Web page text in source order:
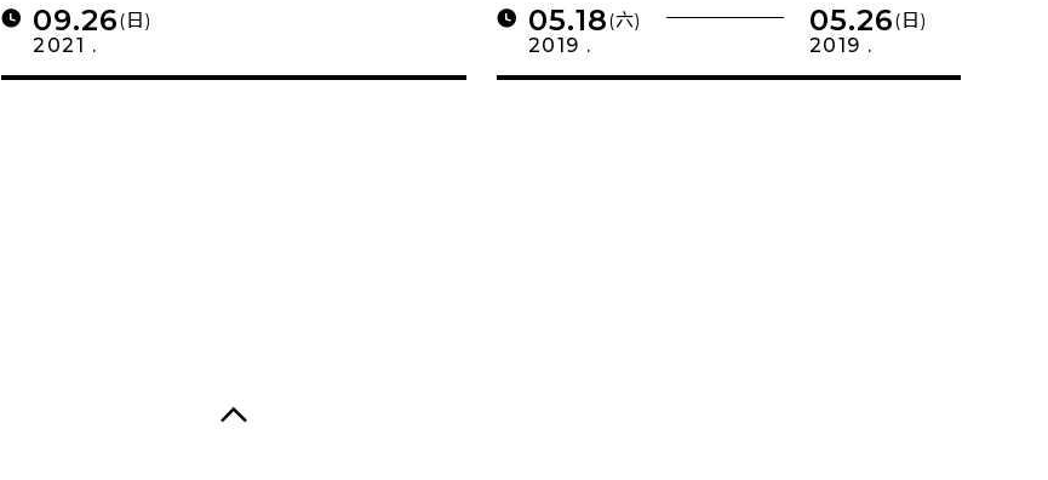
09.26(日)
2021 .
05.18(六)
2019 .
05.26(日)
2019 .